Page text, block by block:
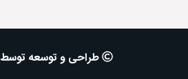
طراحی و توسعه توسط